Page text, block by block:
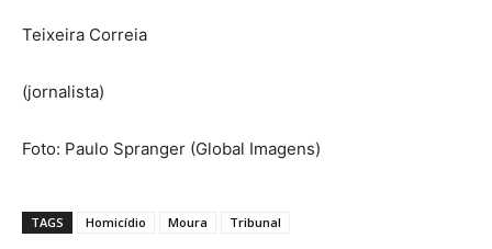
Teixeira Correia
(jornalista)
Foto: Paulo Spranger (Global Imagens)
TAGS Homicídio Moura Tribunal